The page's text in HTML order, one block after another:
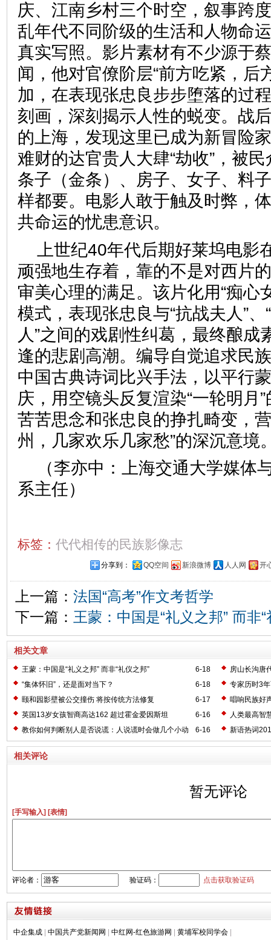
庆、江南乡村三个时空，叙事跨
乱年代不同阶级的生活和人物命
真实写照。影片素材有不少源于
闻，他对官僚阶层“前方吃紧，后
加，在表现张忠良步步堕落的过
刻画，深刻揭示人性的蜕变。战
的上海，发现这里已成为新冒险
难财的达官贵人大肆“劫收”，被民
条子（金条）、房子、女子、料
样都要。电影人敢于触及时弊，
共命运的忧患意识。
上世纪40年代后期好莱坞电影
顽强地生存着，靠的不是对西片
审美心理的满足。该片化用“痴心
模式，表现张忠良与“抗战夫人”、
人”之间的戏剧性纠葛，最终酿成
逢的悲剧高潮。编导自觉追求民
中国古典诗词比兴手法，以平行
庆，用空镜头反复渲染“一轮明月
苦苦思念和张忠良的挣扎畸变，
州，几家欢乐几家愁”的深沉意境
（李亦中 ：
上海交通大学媒体
系主任）
标签： 代代相传的民族影像志
分享到： QQ空间 新浪微博 人人网 开
上一篇： 法国“高考”作文考哲学
下一篇： 王蒙：中国是“礼义之邦” 而非“
相关文章
6-18
王蒙：中国是“礼义之邦” 而非“礼仪之邦”
房山长沟唐
6-18
“集体怀旧”，还是面对当下？
专家历时3
6-17
颐和园影壁被公交撞伤 将按传统方法修复
唱响民族好
6-16
英国13岁女孩智商高达162 超过霍金爱因斯坦
人类最高智
6-16
教你如何判断别人是否说谎：人说谎时会做几个小动
作
新语热词
相关评论
暂无评论
[手写输入] [表情]
评论者： 验证码： 点击获取验证码
中企集成 中国共产党新闻网 中红网-红色旅游网 黄埔军校同学会